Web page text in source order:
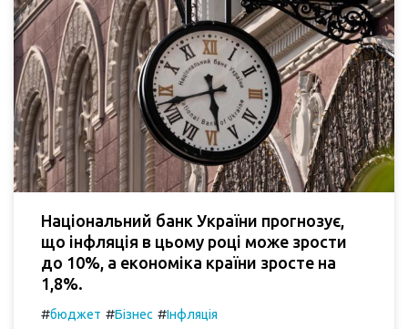
Національний банк України прогнозує,
що інфляція в цьому році може зрости
до 10%, а економіка країни зросте на
1,8%.
#бюджет #Бізнес #Інфляція